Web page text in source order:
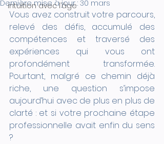
intuition avec l’âge
Dernière mise à jour : 30 mars
Vous avez construit votre parcours,
relevé des défis, accumulé des
compétences et traversé des
expériences qui vous ont
profondément transformée.
Pourtant, malgré ce chemin déjà
riche, une question s’impose
aujourd’hui avec de plus en plus de
clarté : et si votre prochaine étape
professionnelle avait enfin du sens
?